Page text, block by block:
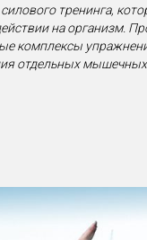
тренинга,
на организм.
комплексы
отдельных мышечных